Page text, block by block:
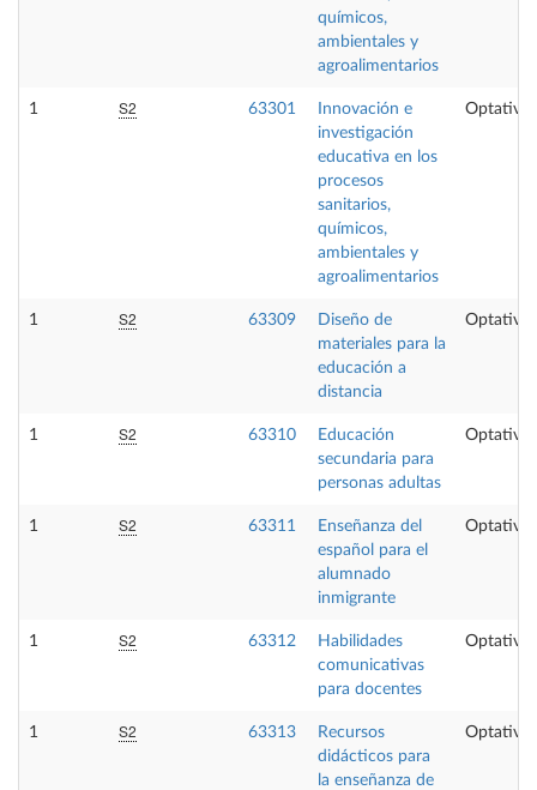
químicos,
ambientales y
agroalimentarios
1 S2 63301
Innovación e
investigación
educativa en los
procesos
sanitarios,
químicos,
ambientales y
agroalimentarios
Optativa
1 S2 63309
Diseño de
materiales para la
educación a
distancia
Optativa
1 S2 63310
Educación
secundaria para
personas adultas
Optativa
1 S2 63311
Enseñanza del
español para el
alumnado
inmigrante
Optativa
1 S2 63312
Habilidades
comunicativas
para docentes
Optativa
1 S2 63313
Recursos
didácticos para
la enseñanza de
Optativa